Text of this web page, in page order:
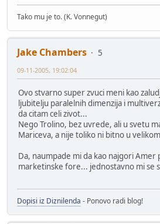
Tako mu je to. (K. Vonnegut)
Jake Chambers
5
09-11-2005, 19:02:04
Ovo stvarno super zvuci meni kao
ljubitelju paralelnih dimenzija i
da citam celi zivot...
Nego Trolino, bez uvrede, ali u svetu
Mariceva, a nije toliko ni bitno u
Da, naumpade mi da kao najgori Amer
marketinske fore... jednostavno mi se
Dopisi iz Diznilenda - Ponovo radi blog!